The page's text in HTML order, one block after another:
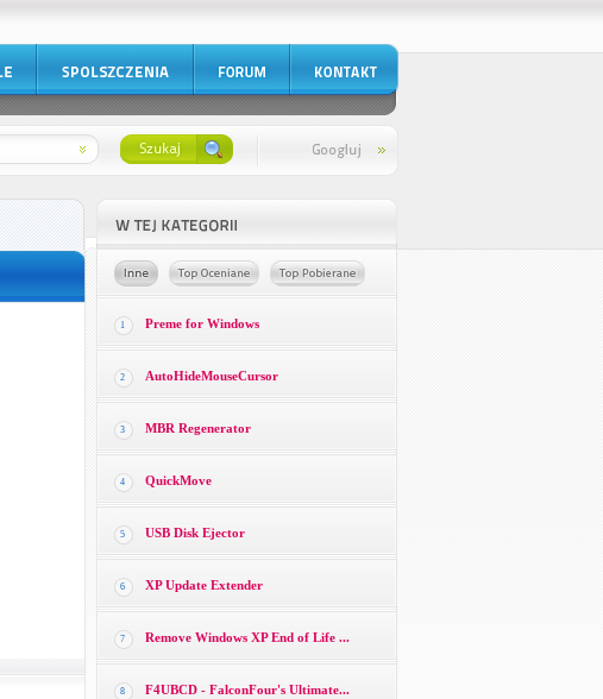
1 Preme for Windows
2 AutoHideMouseCursor
3 MBR Regenerator
4 QuickMove
5 USB Disk Ejector
6 XP Update Extender
7 Remove Windows XP End of Life ...
8 F4UBCD - FalconFour's Ultimate...